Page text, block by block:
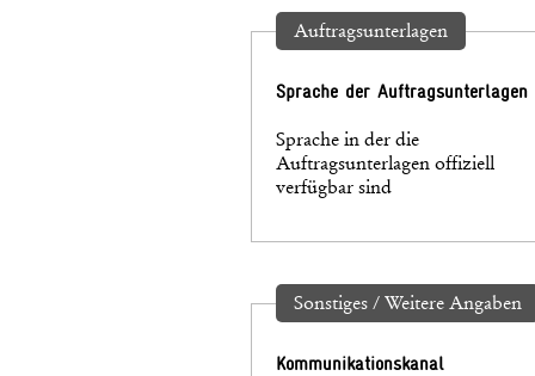
Auftragsunterlagen
Sprache der Auftragsunterlagen
Sprache in der die
Auftragsunterlagen offiziell
verfügbar sind
Sonstiges / Weitere Angaben
Kommunikationskanal